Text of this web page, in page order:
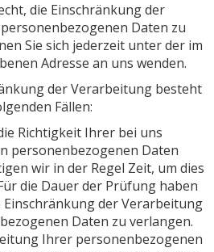
die Einschränkung der
Daten zu
Sie sich jederzeit unter der im
Adresse an uns wenden.
der Verarbeitung besteht
Fällen:
Richtigkeit Ihrer bei uns
personenbezogenen Daten
wir in der Regel Zeit, um dies
die Dauer der Prüfung haben
Einschränkung der Verarbeitung
Daten zu verlangen.
Ihrer personenbezogenen